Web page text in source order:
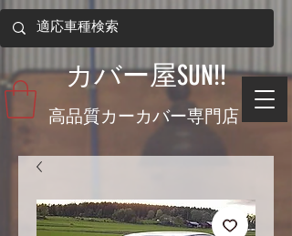
​高品質カーカバー専門店
​カバー屋SUN!!